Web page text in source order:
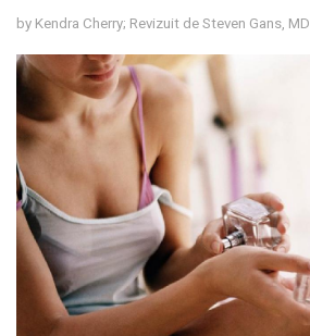
by Kendra Cherry; Revizuit de Steven Gans, MD